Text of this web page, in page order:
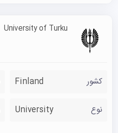
University of Turku
کشور Finland
نوع University